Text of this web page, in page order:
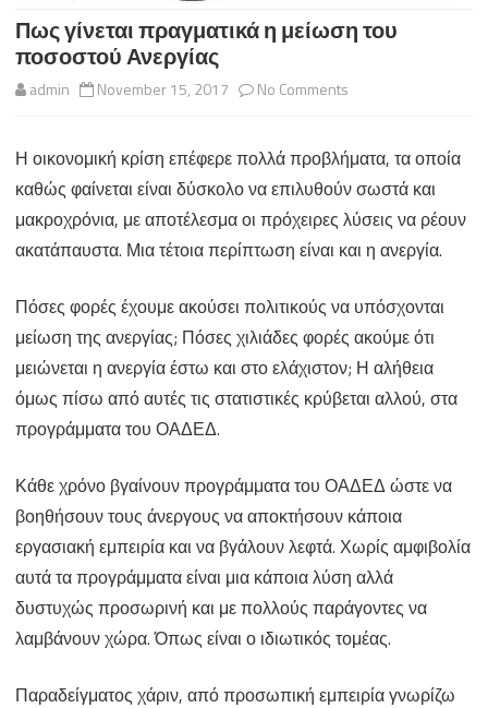
Πως γίνεται πραγματικά η μείωση του
ποσοστού Ανεργίας
admin November 15, 2017 No Comments
γίνεται
πραγματικά
του
ποσοστού
Ανεργίας
Η οικονομική κρίση επέφερε πολλά προβλήματα, τα οποία
καθώς φαίνεται είναι δύσκολο να επιλυθούν σωστά και
μακροχρόνια, με αποτέλεσμα οι πρόχειρες λύσεις να ρέουν
ακατάπαυστα. Μια τέτοια περίπτωση είναι και η ανεργία.
Πόσες φορές έχουμε ακούσει πολιτικούς να υπόσχονται
μείωση της ανεργίας; Πόσες χιλιάδες φορές ακούμε ότι
μειώνεται η ανεργία έστω και στο ελάχιστον; Η αλήθεια
όμως πίσω από αυτές τις στατιστικές κρύβεται αλλού, στα
προγράμματα του ΟΑΔΕΔ.
Κάθε χρόνο βγαίνουν προγράμματα του ΟΑΔΕΔ ώστε να
βοηθήσουν τους άνεργους να αποκτήσουν κάποια
εργασιακή εμπειρία και να βγάλουν λεφτά. Χωρίς αμφιβολία
αυτά τα προγράμματα είναι μια κάποια λύση αλλά
δυστυχώς προσωρινή και με πολλούς παράγοντες να
λαμβάνουν χώρα. Όπως είναι ο ιδιωτικός τομέας.
Παραδείγματος χάριν, από προσωπική εμπειρία γνωρίζω